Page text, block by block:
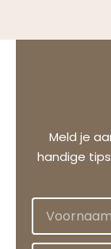
Meld je
handige